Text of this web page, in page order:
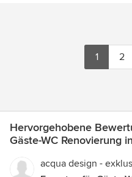
1 2
Hervorgehobene
Gäste-WC Renovierung
acqua design -